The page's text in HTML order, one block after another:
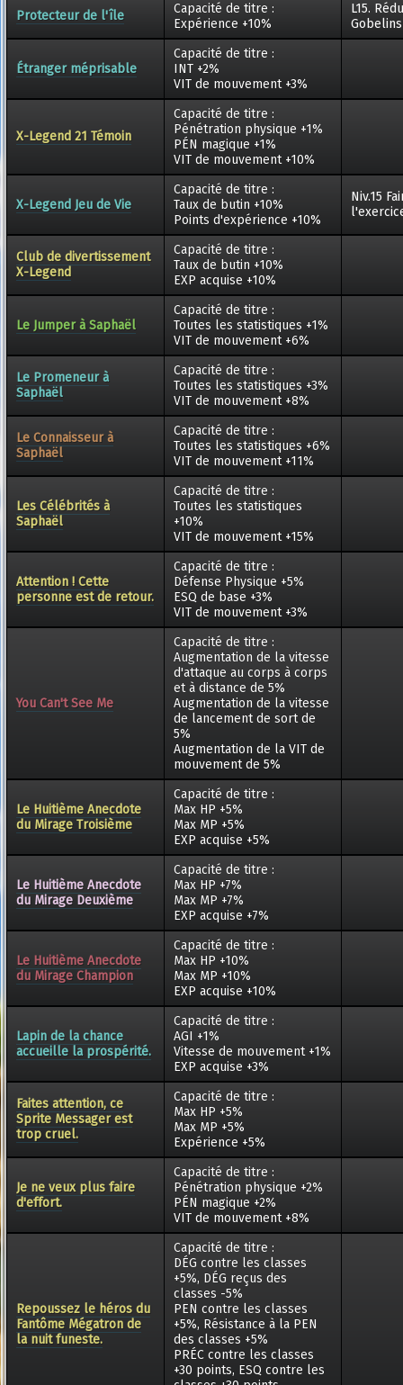
Protecteur de l'île
Capacité de titre :
Expérience +10%
L15.
Étranger méprisable
Capacité de titre :
INT +2%
VIT de mouvement +3%
X-Legend 21 Témoin
Capacité de titre :
Pénétration physique +1%
PÉN magique +1%
VIT de mouvement +10%
X-Legend Jeu de Vie
Capacité de titre :
Taux de butin +10%
Points d'expérience +10%
Niv.15
Club de divertissement
X-Legend
Capacité de titre :
Taux de butin +10%
EXP acquise +10%
Le Jumper à Saphaël
Capacité de titre :
Toutes les statistiques +1%
VIT de mouvement +6%
Le Promeneur à
Saphaël
Capacité de titre :
Toutes les statistiques +3%
VIT de mouvement +8%
Le Connaisseur à
Saphaël
Capacité de titre :
Toutes les statistiques +6%
VIT de mouvement +11%
Les Célébrités à
Saphaël
Capacité de titre :
Toutes les statistiques
+10%
VIT de mouvement +15%
Attention ! Cette
personne est de retour.
Capacité de titre :
Défense Physique +5%
ESQ de base +3%
VIT de mouvement +3%
You Can't See Me
Capacité de titre :
Augmentation de la vitesse
d'attaque au corps à corps
et à distance de 5%
Augmentation de la vitesse
de lancement de sort de
5%
Augmentation de la VIT de
mouvement de 5%
Le Huitième Anecdote
du Mirage Troisième
Capacité de titre :
Max HP +5%
Max MP +5%
EXP acquise +5%
Le Huitième Anecdote
du Mirage Deuxième
Capacité de titre :
Max HP +7%
Max MP +7%
EXP acquise +7%
Le Huitième Anecdote
du Mirage Champion
Capacité de titre :
Max HP +10%
Max MP +10%
EXP acquise +10%
Lapin de la chance
accueille la prospérité.
Capacité de titre :
AGI +1%
Vitesse de mouvement +1%
EXP acquise +3%
Faites attention, ce
Sprite Messager est
trop cruel.
Capacité de titre :
Max HP +5%
Max MP +5%
Expérience +5%
Je ne veux plus faire
d'effort.
Capacité de titre :
Pénétration physique +2%
PÉN magique +2%
VIT de mouvement +8%
Repoussez le héros du
Fantôme Mégatron de
la nuit funeste.
Capacité de titre :
DÉG contre les classes
+5%, DÉG reçus des
classes -5%
PEN contre les classes
+5%, Résistance à la PEN
des classes +5%
PRÉC contre les classes
+30 points, ESQ contre les